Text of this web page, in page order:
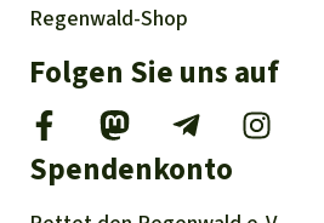
Regenwald-Shop
Folgen Sie uns auf
Spendenkonto